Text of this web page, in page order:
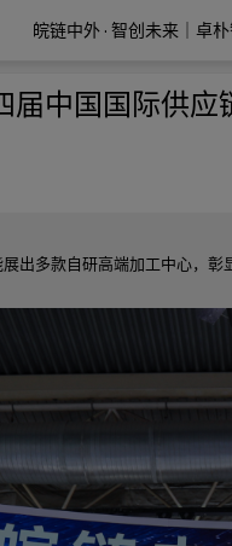
皖链中外 · 智创未来｜卓
届中国国际供
出多款自研高端加工中心，